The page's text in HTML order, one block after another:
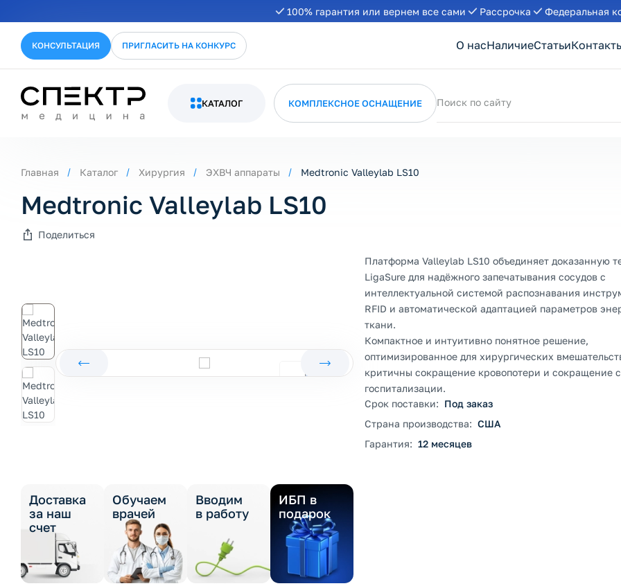
100% гарантия или вернем все сами Рассрочка Федеральная
КОНСУЛЬТАЦИЯ ПРИГЛАСИТЬ НА КОНКУРС О насНаличиеСтатьи
КАТАЛОГ КОМПЛЕКСНОЕ ОСНАЩЕНИЕ Поиск по сайту
Главная Каталог Хирургия ЭХВЧ аппараты Medtronic Valleylab LS10
Medtronic Valleylab LS10
Поделиться
Доставка
за наш
счет
Обучаем
врачей
Вводим
в работу
ИБП в
подарок
Платформа Valleylab LS10 объединяет доказанную
LigaSure для надёжного запечатывания сосудов с
интеллектуальной системой распознавания
RFID и автоматической адаптацией параметров
ткани.
Компактное и интуитивно понятное решение,
оптимизированное для хирургических
критичны сокращение кровопотери и сокращение
госпитализации.
Срок поставки: Под заказ
Страна производства: США
Гарантия: 12 месяцев